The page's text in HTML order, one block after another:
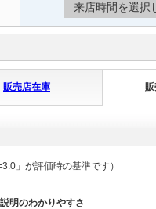
来店時間を選択
販売店在庫
」が評価時の基準です）
説明のわかりやすさ